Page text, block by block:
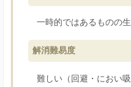
一時的ではあるものの
解消難易度
難しい（回避・におい吸